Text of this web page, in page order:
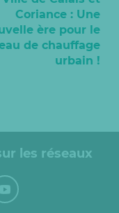
Coriance : Une
ère pour le
de chauffage
urbain !
les réseaux